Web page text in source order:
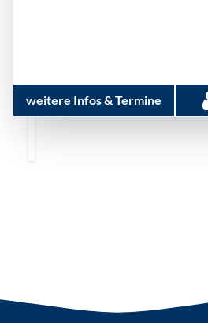
weitere Infos & Termine